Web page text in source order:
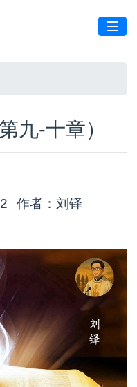
九-十章）
作者：刘铎